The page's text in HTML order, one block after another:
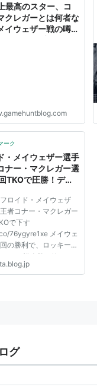
最高のスター、コ
クレガーとは何者な
イウェザー戦の噂や
ーク
・メイウェザー選手
ナー・マクレガー選
TKOで圧勝！デビ
フロイド・メイウェザ
者コナー・マクレガー
で下す
76ygyre1xe メイウェ
の勝利で、ロッキー・
ノの49戦全勝を抜きデ
50戦全勝を飾った。
グ